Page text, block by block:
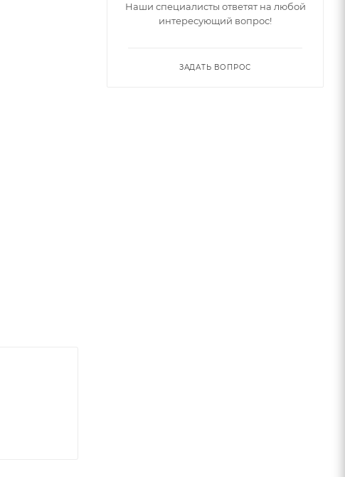
Наши специалисты ответят на любой
интересующий вопрос!
ЗАДАТЬ ВОПРОС